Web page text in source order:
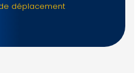
déplacement